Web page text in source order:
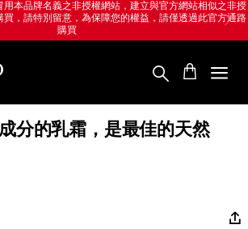
用本品牌名義之非授權網站，建立與官方網站相似之非授
，請特別留意，為保障您的權益，請僅透過此官方通路
購買
分的乳霜，是最佳的天然